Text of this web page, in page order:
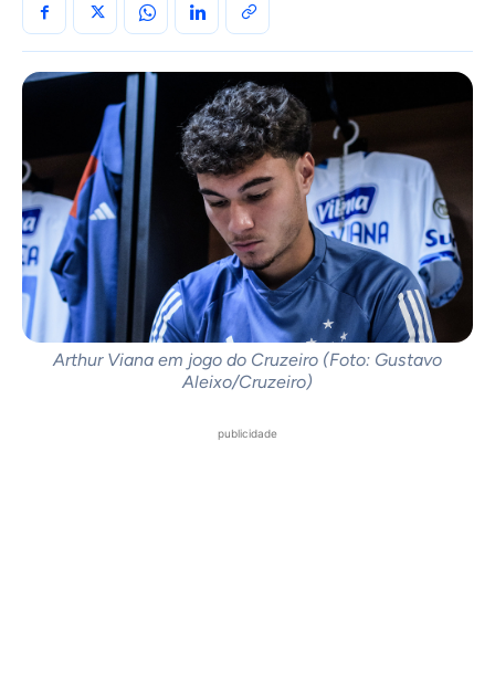
Arthur Viana em jogo do Cruzeiro (Foto: Gustavo
Aleixo/Cruzeiro)
publicidade